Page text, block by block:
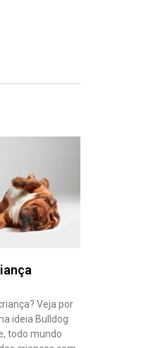
Veja por
ideia Bulldog
todo mundo